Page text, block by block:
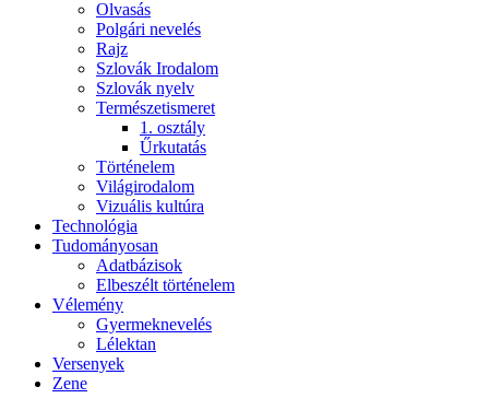
Olvasás
Polgári nevelés
Rajz
Szlovák Irodalom
Szlovák nyelv
Természetismeret
1. osztály
Űrkutatás
Történelem
Világirodalom
Vizuális kultúra
Technológia
Tudományosan
Adatbázisok
Elbeszélt történelem
Vélemény
Gyermeknevelés
Lélektan
Versenyek
Zene